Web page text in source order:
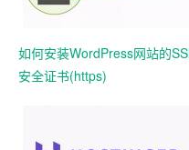
如何安装WordPress网站的
安全证书(https)